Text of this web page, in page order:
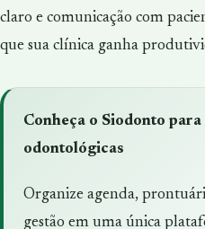
claro e comunicação com
que sua clínica ganha
Conheça o Siodonto
odontológicas
Organize agenda,
gestão em uma única